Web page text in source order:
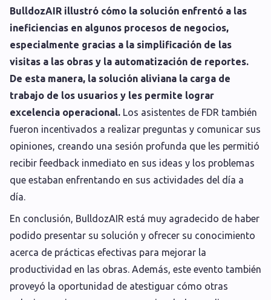
BulldozAIR illustró cómo la solución enfrentó a las
ineficiencias en algunos procesos de negocios,
especialmente gracias a la simplificación de las
visitas a las obras y la automatización de reportes.
De esta manera, la solución aliviana la carga de
trabajo de los usuarios y les permite lograr
excelencia operacional. Los asistentes de FDR también
fueron incentivados a realizar preguntas y comunicar sus
opiniones, creando una sesión profunda que les permitió
recibir feedback inmediato en sus ideas y los problemas
que estaban enfrentando en sus actividades del día a
día.
En conclusión, BulldozAIR está muy agradecido de haber
podido presentar su solución y ofrecer su conocimiento
acerca de prácticas efectivas para mejorar la
productividad en las obras. Además, este evento también
proveyó la oportunidad de atestiguar cómo otras